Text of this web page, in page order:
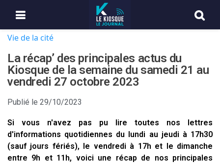
Vie de la cité
La récap’ des principales actus du
Kiosque de la semaine du samedi 21 au
vendredi 27 octobre 2023
Publié le 29/10/2023
Si vous n'avez pas pu lire toutes nos lettres
d'informations quotidiennes du lundi au jeudi à 17h30
(sauf jours fériés), le vendredi à 17h et le dimanche
entre 9h et 11h, voici une récap de nos principales